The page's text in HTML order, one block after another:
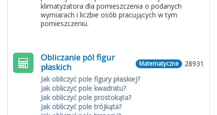
klimatyzatora dla pomieszczenia o podanych
wymiarach i liczbie osób pracujących w tym
pomieszczeniu.
28931
Matematyczne
Obliczanie pól figur
płaskich
Jak obliczyć pole figury płaskiej?
Jak obliczyć pole kwadratu?
Jak obliczyć pole prostokąta?
Jak obliczyć pole trójkąta?